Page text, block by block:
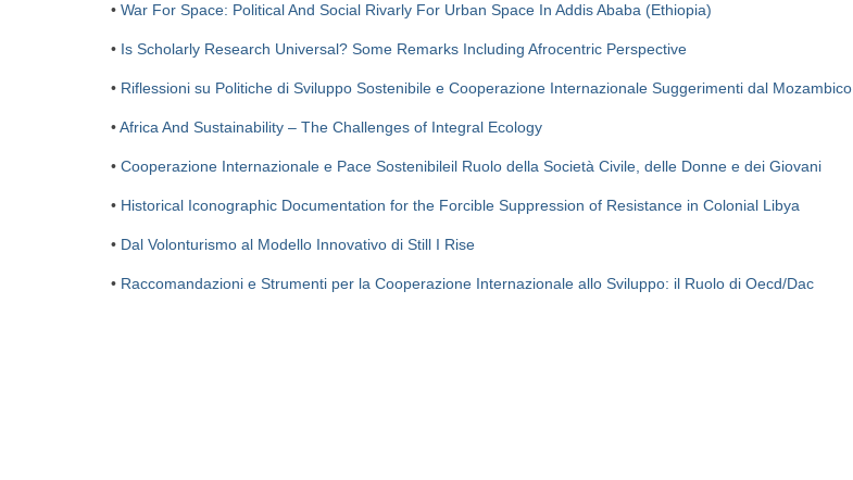
• War For Space: Political And Social Rivarly For Urban Space In Addis Ababa (Ethiopia)
• Is Scholarly Research Universal? Some Remarks Including Afrocentric Perspective
• Riflessioni su Politiche di Sviluppo Sostenibile e Cooperazione Internazionale Suggerimenti dal Mozambico
•Africa And Sustainability – The Challenges of Integral Ecology
• Cooperazione Internazionale e Pace Sostenibileil Ruolo della Società Civile, delle Donne e dei Giovani
• Historical Iconographic Documentation for the Forcible Suppression of Resistance in Colonial Libya
• Dal Volonturismo al Modello Innovativo di Still I Rise
• Raccomandazioni e Strumenti per la Cooperazione Internazionale allo Sviluppo: il Ruolo di Oecd/Dac